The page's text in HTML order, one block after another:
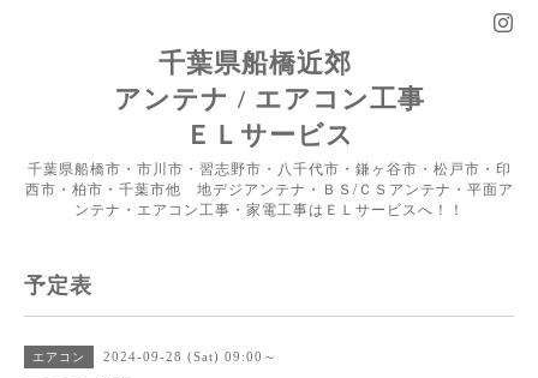
千葉県船橋近郊
アンテナ / エアコン工事
ＥＬサービス
千葉県船橋市・市川市・習志野市・八千代市・鎌ヶ谷市・松戸市・印
西市・柏市・千葉市他 地デジアンテナ・ＢＳ/ＣＳアンテナ・平面ア
ンテナ・エアコン工事・家電工事はＥＬサービスへ！！
予定表
エアコン 2024-09-28 (Sat) 09:00～